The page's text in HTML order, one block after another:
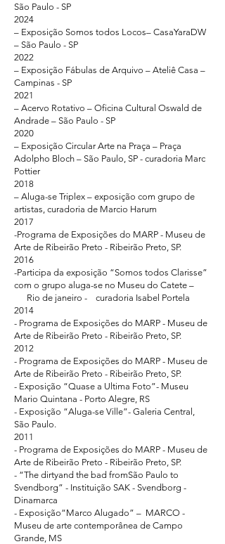
São Paulo - SP
2024
– Exposição Somos todos Locos– CasaYaraDW
– São Paulo - SP
2022
– Exposição Fábulas de Arquivo – Ateliê Casa –
Campinas - SP
2021
– Acervo Rotativo – Oficina Cultural Oswald de
Andrade – São Paulo - SP
2020
– Exposição Circular Arte na Praça – Praça
Adolpho Bloch – São Paulo, SP - curadoria Marc
Pottier
2018
– Aluga-se Triplex – exposição com grupo de
artistas, curadoria de Marcio Harum
2017
-Programa de Exposições do MARP - Museu de
Arte de Ribeirão Preto - Ribeirão Preto, SP.
2016
-Participa da exposição “Somos todos Clarisse”
com o grupo aluga-se no Museu do Catete –
Rio de janeiro - curadoria Isabel Portela
2014
- Programa de Exposições do MARP - Museu de
Arte de Ribeirão Preto - Ribeirão Preto, SP.
2012
- Programa de Exposições do MARP - Museu de
Arte de Ribeirão Preto - Ribeirão Preto, SP.
- Exposição “Quase a Ultima Foto”- Museu
Mario Quintana - Porto Alegre, RS
- Exposição “Aluga-se Ville”- Galeria Central,
São Paulo.
2011
- Programa de Exposições do MARP - Museu de
Arte de Ribeirão Preto - Ribeirão Preto, SP.
- “The dirtyand the bad fromSão Paulo to
Svendborg” - Instituição SAK - Svendborg -
Dinamarca
- Exposição“Marco Alugado” – MARCO -
Museu de arte contemporânea de Campo
Grande, MS